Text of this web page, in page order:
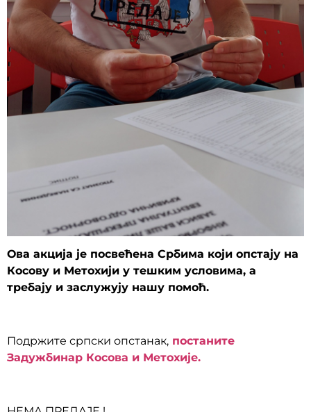
Ова акција је посвећена Србима који опстају на
Косову и Метохији у тешким условима, а
требају и заслужују нашу помоћ.
Подржите српски опстанак, постаните
Задужбинар Косова и Метохије.